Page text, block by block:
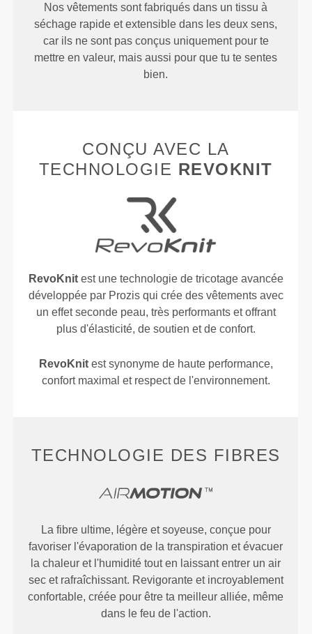
Nos vêtements sont fabriqués dans un tissu à
séchage rapide et extensible dans les deux sens,
car ils ne sont pas conçus uniquement pour te
mettre en valeur, mais aussi pour que tu te sentes
bien.
CONÇU AVEC LA
TECHNOLOGIE REVOKNIT
RevoKnitest une technologie de tricotage avancée
développée par Prozis qui crée des vêtements avec
un effet seconde peau, très performants et offrant
plus d'élasticité, de soutien et de confort.
RevoKnitest synonyme de haute performance,
confort maximal et respect de l'environnement.
TECHNOLOGIE DES FIBRES
La fibre ultime, légère et soyeuse, conçue pour
favoriser l'évaporation de la transpiration et évacuer
la chaleur et l'humidité tout en laissant entrer un air
sec et rafraîchissant. Revigorante et incroyablement
confortable, créée pour être ta meilleur alliée, même
dans le feu de l'action.